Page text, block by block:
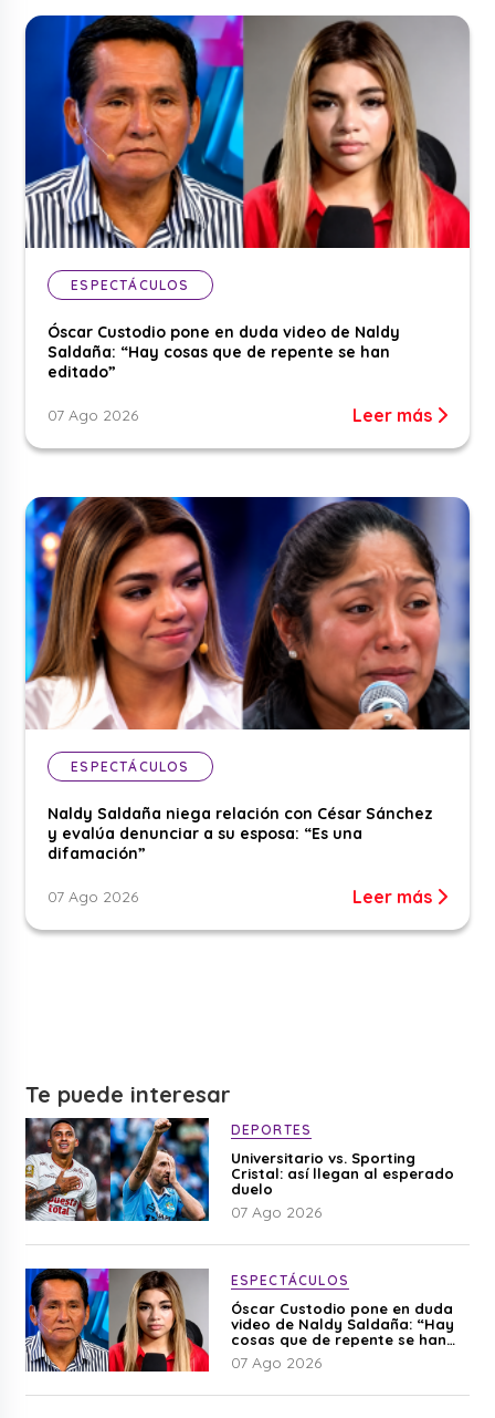
ESPECTÁCULOS
Óscar Custodio pone en duda video de Naldy
Saldaña: “Hay cosas que de repente se han
editado”
07 Ago 2026 Leer más
ESPECTÁCULOS
Naldy Saldaña niega relación con César Sánchez
y evalúa denunciar a su esposa: “Es una
difamación”
07 Ago 2026 Leer más
Te puede interesar
DEPORTES
Universitario vs. Sporting
Cristal: así llegan al esperado
duelo
07 Ago 2026
ESPECTÁCULOS
Óscar Custodio pone en duda
video de Naldy Saldaña: “Hay
cosas que de repente se han
editado”
07 Ago 2026